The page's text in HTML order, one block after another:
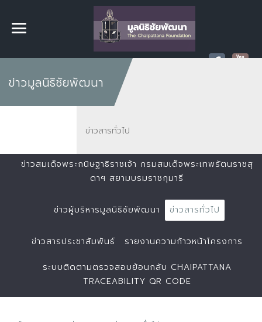
ข่าวมูลนิธิชัยพัฒนา
ข่าวสารทั่วไป
ข่าวสมเด็จพระกนิษฐาธิราชเจ้า กรมสมเด็จพระเทพรัตนราชสุ
ดาฯ สยามบรมราชกุมารี
ข่าวผู้บริหารมูลนิธิชัยพัฒนา ข่าวสารทั่วไป
ข่าวสารประชาสัมพันธ์ รายงานความก้าวหน้าโครงการ
ระบบติดตามตรวจสอบย้อนกลับ CHAIPATTANA
TRACEABILITY QR CODE